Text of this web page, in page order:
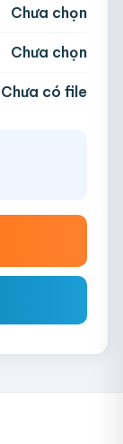
50MB)
Chưa chọn
Chưa chọn
Chưa có file